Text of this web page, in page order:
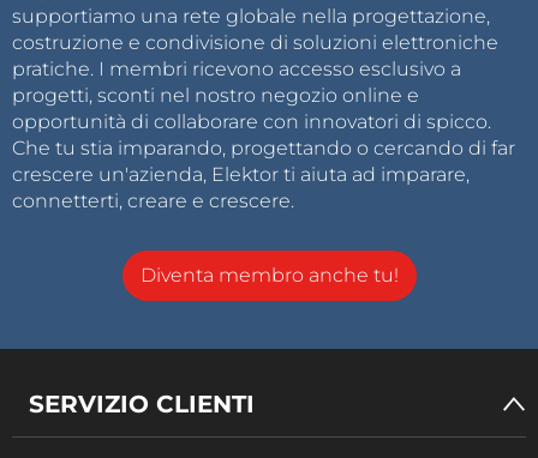
supportiamo una rete globale nella progettazione,
costruzione e condivisione di soluzioni elettroniche
pratiche. I membri ricevono accesso esclusivo a
progetti, sconti nel nostro negozio online e
opportunità di collaborare con innovatori di spicco.
Che tu stia imparando, progettando o cercando di far
crescere un'azienda, Elektor ti aiuta ad imparare,
connetterti, creare e crescere.
Diventa membro anche tu!
SERVIZIO CLIENTI